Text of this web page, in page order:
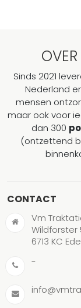
OVER
Sinds 2021
Nederland
mensen
maar ook voor
dan 300
(ontzettend
CONTACT
Vm
Wildforster
6713 KC
-